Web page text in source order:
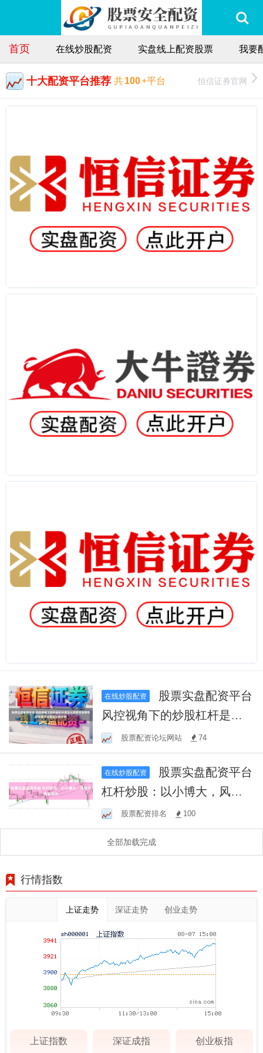
首页 在线炒股配资 实盘线上配资股票 我要
十大配资平台推荐 共100+平台 恒信证券官网
在线炒股配资
风控视角下的炒股杠杆是怎
么回事资金属性识别基于逐
笔成交样本的
股票配资论坛网站 74
在线炒股配资
杠杆炒股：以小博大，风险
与收益并存
股票配资排名 100
全部加载完成
行情指数
上证走势 深证走势 创业走势
上证指数 深证成指 创业板指